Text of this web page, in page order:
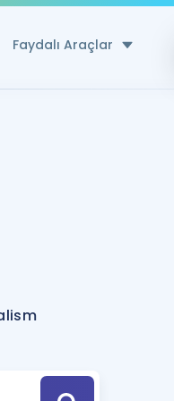
Faydalı Araçlar
Hesaplama Aracı
için Öneriler
Tek Takvimde
Hoca ile seni sınava